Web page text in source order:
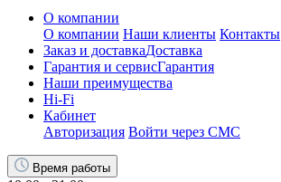
О компании
О компании Наши клиенты Контакты
Заказ и доставкаДоставка
Гарантия и сервисГарантия
Наши преимущества
Hi-Fi
Кабинет
Авторизация Войти через СМС
Время работы